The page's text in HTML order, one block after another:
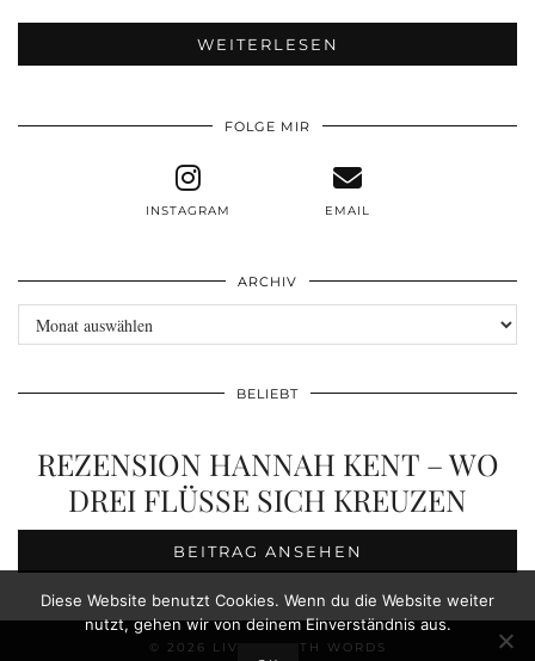
WEITERLESEN
FOLGE MIR
INSTAGRAM EMAIL
ARCHIV
Archiv
BELIEBT
REZENSION HANNAH KENT – WO
DREI FLÜSSE SICH KREUZEN
BEITRAG ANSEHEN
© 2026 LIVE BREATH WORDS
Diese Website benutzt Cookies. Wenn du die Website weiter
nutzt, gehen wir von deinem Einverständnis aus.